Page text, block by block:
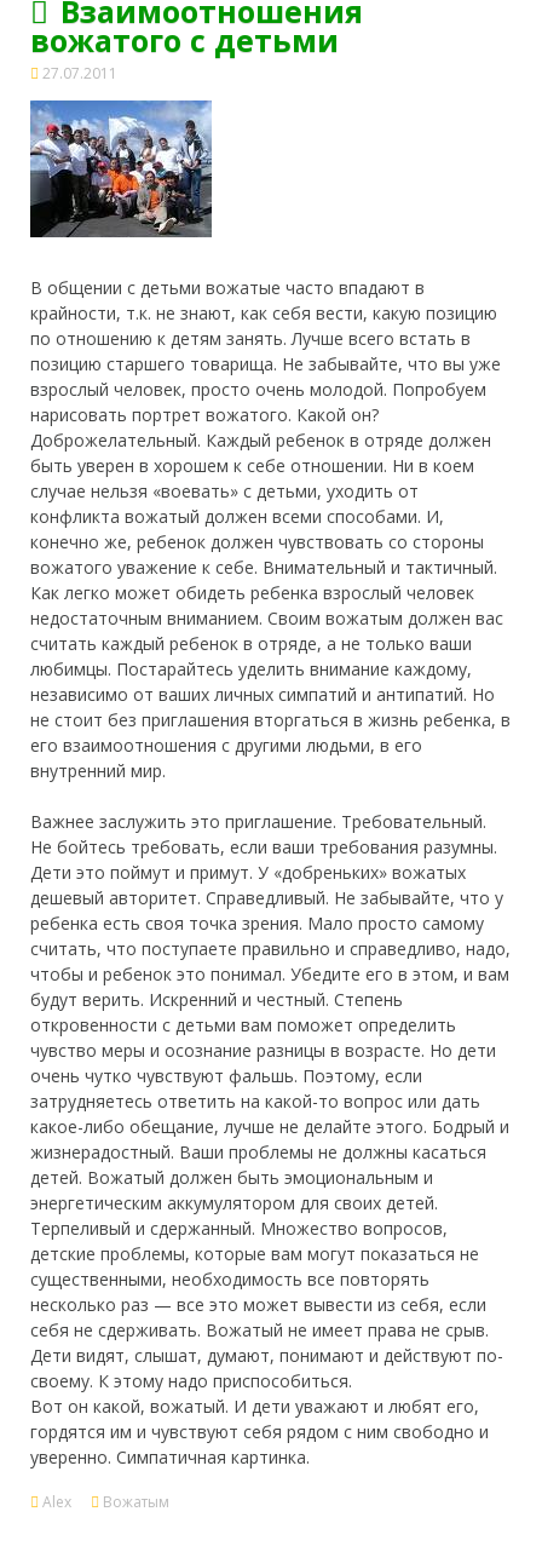
Взаимоотношения
вожатого с детьми
27.07.2011
В общении с детьми вожатые часто впадают в
крайности, т.к. не знают, как себя вести, какую позицию
по отношению к детям занять. Лучше всего встать в
позицию старшего товарища. Не забывайте, что вы уже
взрослый человек, просто очень молодой. Попробуем
нарисовать портрет вожатого. Какой он?
Доброжелательный. Каждый ребенок в отряде должен
быть уверен в хорошем к себе отношении. Ни в коем
случае нельзя «воевать» с детьми, уходить от
конфликта вожатый должен всеми способами. И,
конечно же, ребенок должен чувствовать со стороны
вожатого уважение к себе. Внимательный и тактичный.
Как легко может обидеть ребенка взрослый человек
недостаточным вниманием. Своим вожатым должен вас
считать каждый ребенок в отряде, а не только ваши
любимцы. Постарайтесь уделить внимание каждому,
независимо от ваших личных симпатий и антипатий. Но
не стоит без приглашения вторгаться в жизнь ребенка, в
его взаимоотношения с другими людьми, в его
внутренний мир.
Важнее заслужить это приглашение. Требовательный.
Не бойтесь требовать, если ваши требования разумны.
Дети это поймут и примут. У «добреньких» вожатых
дешевый авторитет. Справедливый. Не забывайте, что у
ребенка есть своя точка зрения. Мало просто самому
считать, что поступаете правильно и справедливо, надо,
чтобы и ребенок это понимал. Убедите его в этом, и вам
будут верить. Искренний и честный. Степень
откровенности с детьми вам поможет определить
чувство меры и осознание разницы в возрасте. Но дети
очень чутко чувствуют фальшь. Поэтому, если
затрудняетесь ответить на какой-то вопрос или дать
какое-либо обещание, лучше не делайте этого. Бодрый и
жизнерадостный. Ваши проблемы не должны касаться
детей. Вожатый должен быть эмоциональным и
энергетическим аккумулятором для своих детей.
Терпеливый и сдержанный. Множество вопросов,
детские проблемы, которые вам могут показаться не
существенными, необходимость все повторять
несколько раз — все это может вывести из себя, если
себя не сдерживать. Вожатый не имеет права не срыв.
Дети видят, слышат, думают, понимают и действуют по-
своему. К этому надо приспособиться.
Вот он какой, вожатый. И дети уважают и любят его,
гордятся им и чувствуют себя рядом с ним свободно и
уверенно. Симпатичная картинка.
Alex Вожатым